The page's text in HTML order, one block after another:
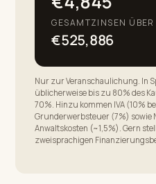
GESAMTZINSEN
€525,886
Nur zur Veranschaulichung. In
üblicherweise bis zu 80% des
70%. Hinzu kommen IVA (10%
Grunderwerbsteuer (7%) sowie
Anwaltskosten (~1,5%). Gern
zweisprachigen